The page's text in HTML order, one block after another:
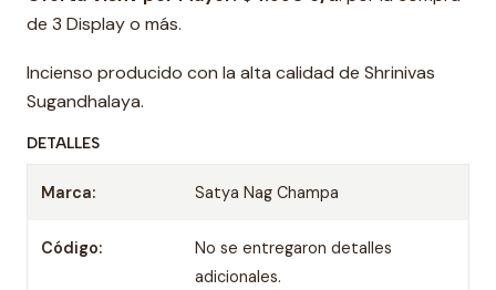
de 3 Display o más.
Incienso producido con la alta calidad de Shrinivas
Sugandhalaya.
DETALLES
Marca: Satya Nag Champa
Código:
No se entregaron detalles
adicionales.